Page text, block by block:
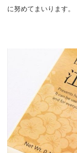
に努めてまいります。